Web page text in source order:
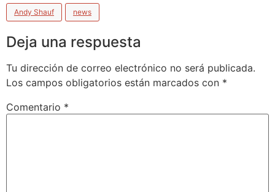
Andy Shauf news
Deja una respuesta
Tu dirección de correo electrónico no será publicada.
Los campos obligatorios están marcados con *
Comentario *